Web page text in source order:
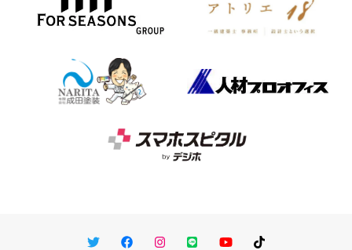
TwitterFacebookInstagram
LINE You TubeTikTok